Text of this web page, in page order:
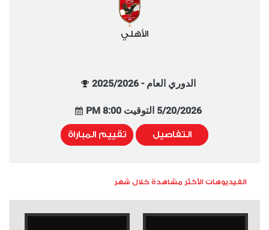
الأهلي
الدوري العام - 2025/2026
5/20/2026 التوقيت 8:00 PM
التفاصيل تقييم المباراة
الفيديوهات الأكثر مشاهدة خلال شهر